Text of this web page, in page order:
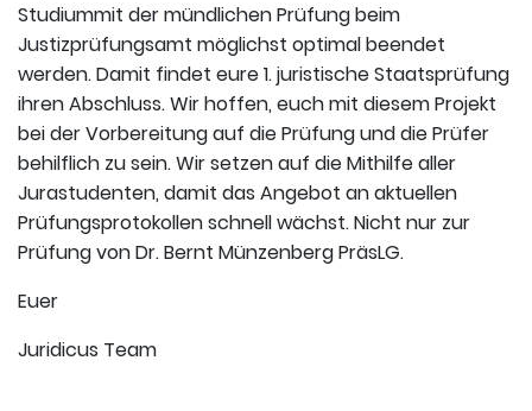
Studiummit der mündlichen Prüfung beim
Justizprüfungsamt möglichst optimal beendet
werden. Damit findet eure 1. juristische Staatsprüfung
ihren Abschluss. Wir hoffen, euch mit diesem Projekt
bei der Vorbereitung auf die Prüfung und die Prüfer
behilflich zu sein. Wir setzen auf die Mithilfe aller
Jurastudenten, damit das Angebot an aktuellen
Prüfungsprotokollen schnell wächst. Nicht nur zur
Prüfung von Dr. Bernt Münzenberg PräsLG.
Euer
Juridicus Team